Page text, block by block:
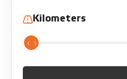
Kilometers